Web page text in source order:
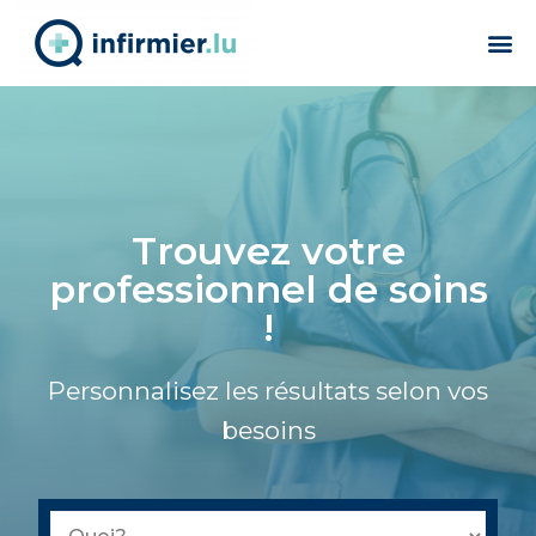
Trouvez votre
professionnel de soins
!
Personnalisez les résultats selon vos
besoins